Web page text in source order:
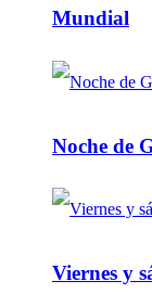
Mundial
Noche de
Viernes y